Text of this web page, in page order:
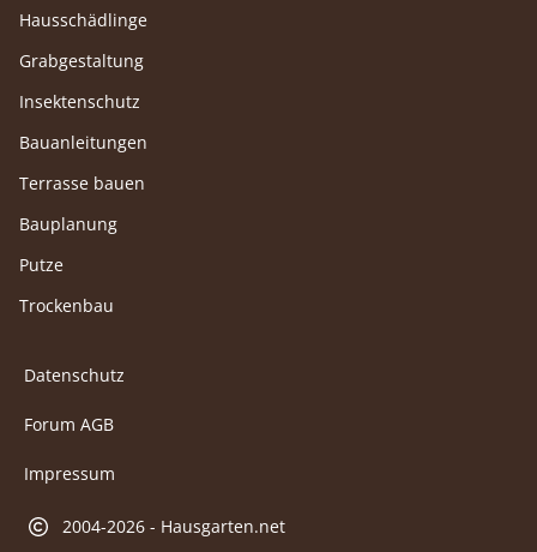
Hausschädlinge
Grabgestaltung
Insektenschutz
Bauanleitungen
Terrasse bauen
Bauplanung
Putze
Trockenbau
Datenschutz
Forum AGB
Impressum
2004-2026 - Hausgarten.net